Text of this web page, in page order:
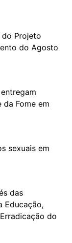
Projeto
do Agosto
Fome em
sexuais em
das
Educação,
do